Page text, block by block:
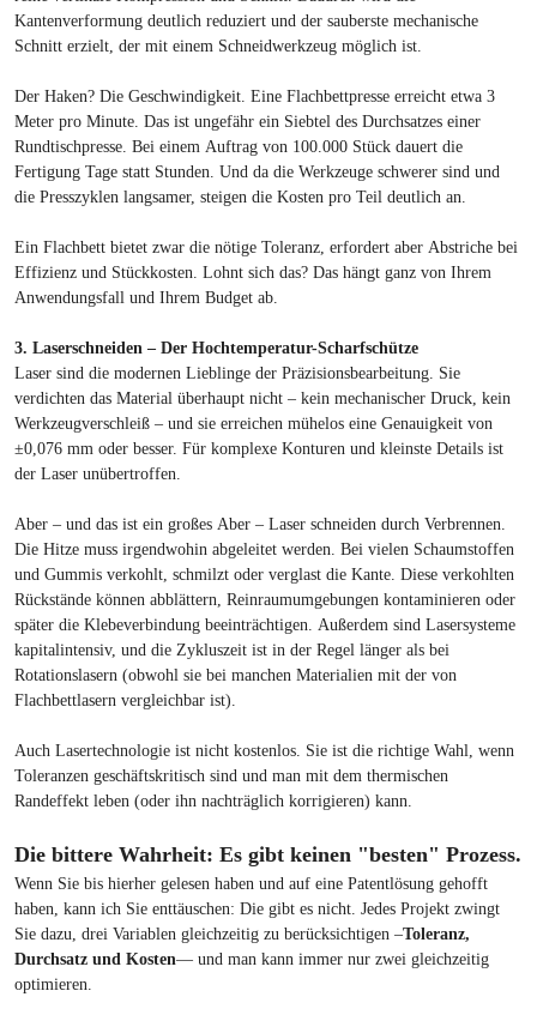
Kantenverformung deutlich reduziert und der sauberste mechanische
Schnitt erzielt, der mit einem Schneidwerkzeug möglich ist.
Der Haken? Die Geschwindigkeit. Eine Flachbettpresse erreicht etwa 3
Meter pro Minute. Das ist ungefähr ein Siebtel des Durchsatzes einer
Rundtischpresse. Bei einem Auftrag von 100.000 Stück dauert die
Fertigung Tage statt Stunden. Und da die Werkzeuge schwerer sind und
die Presszyklen langsamer, steigen die Kosten pro Teil deutlich an.
Ein Flachbett bietet zwar die nötige Toleranz, erfordert aber Abstriche bei
Effizienz und Stückkosten. Lohnt sich das? Das hängt ganz von Ihrem
Anwendungsfall und Ihrem Budget ab.
3. Laserschneiden – Der Hochtemperatur-Scharfschütze
Laser sind die modernen Lieblinge der Präzisionsbearbeitung. Sie
verdichten das Material überhaupt nicht – kein mechanischer Druck, kein
Werkzeugverschleiß – und sie erreichen mühelos eine Genauigkeit von
±0,076 mm oder besser. Für komplexe Konturen und kleinste Details ist
der Laser unübertroffen.
Aber – und das ist ein großes Aber – Laser schneiden durch Verbrennen.
Die Hitze muss irgendwohin abgeleitet werden. Bei vielen Schaumstoffen
und Gummis verkohlt, schmilzt oder verglast die Kante. Diese verkohlten
Rückstände können abblättern, Reinraumumgebungen kontaminieren oder
später die Klebeverbindung beeinträchtigen. Außerdem sind Lasersysteme
kapitalintensiv, und die Zykluszeit ist in der Regel länger als bei
Rotationslasern (obwohl sie bei manchen Materialien mit der von
Flachbettlasern vergleichbar ist).
Auch Lasertechnologie ist nicht kostenlos. Sie ist die richtige Wahl, wenn
Toleranzen geschäftskritisch sind und man mit dem thermischen
Randeffekt leben (oder ihn nachträglich korrigieren) kann.
Die bittere Wahrheit: Es gibt keinen "besten" Prozess.
Wenn Sie bis hierher gelesen haben und auf eine Patentlösung gehofft
haben, kann ich Sie enttäuschen: Die gibt es nicht. Jedes Projekt zwingt
Sie dazu, drei Variablen gleichzeitig zu berücksichtigen –Toleranz,
Durchsatz und Kosten— und man kann immer nur zwei gleichzeitig
optimieren.